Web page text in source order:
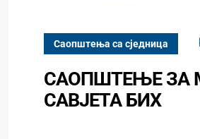
Саопштења са сједница
САОПШТЕЊЕ ЗА
САВЈЕТА БИХ